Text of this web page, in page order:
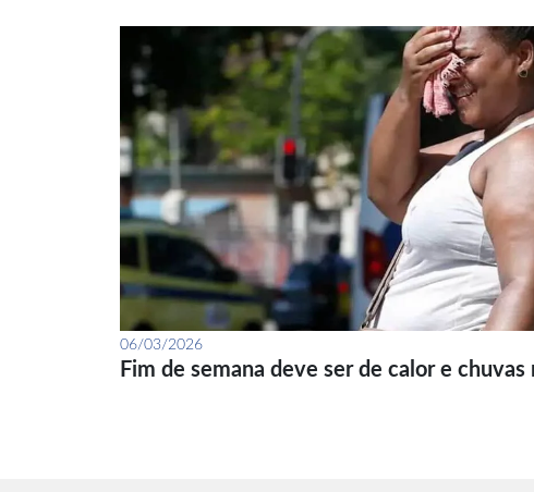
06/03/2026
Fim de semana deve ser de calor e chuvas